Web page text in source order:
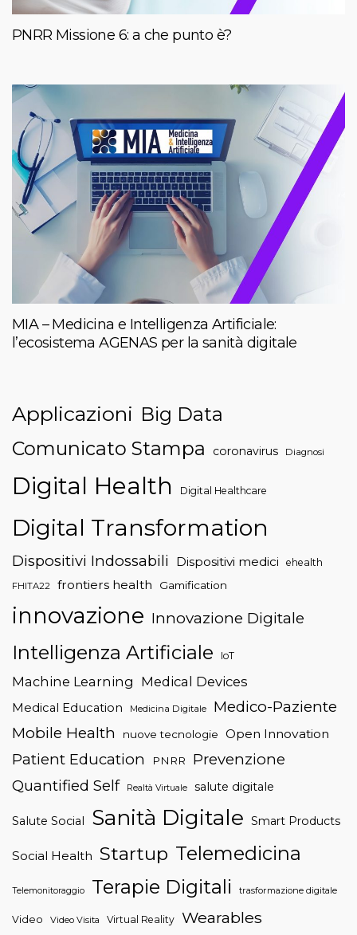
PNRR Missione 6: a che punto è?
MIA – Medicina e Intelligenza Artificiale:
l’ecosistema AGENAS per la sanità digitale
Applicazioni Big Data
Comunicato Stampa
coronavirus Diagnosi
Digital Health Digital Healthcare
Digital Transformation
Dispositivi Indossabili Dispositivi medici ehealth
FHITA22 frontiers health Gamification
innovazione Innovazione Digitale
Intelligenza Artificiale IoT
Machine Learning Medical Devices
Medical Education Medicina Digitale
Medico-Paziente
Mobile Health
nuove tecnologie Open Innovation
Patient Education PNRR
Prevenzione
Quantified Self
Realtà Virtuale salute digitale
Salute Social Sanità Digitale Smart Products
Social Health Startup Telemedicina
Telemonitoraggio Terapie Digitali trasformazione digitale
Video Video Visita Virtual Reality Wearables